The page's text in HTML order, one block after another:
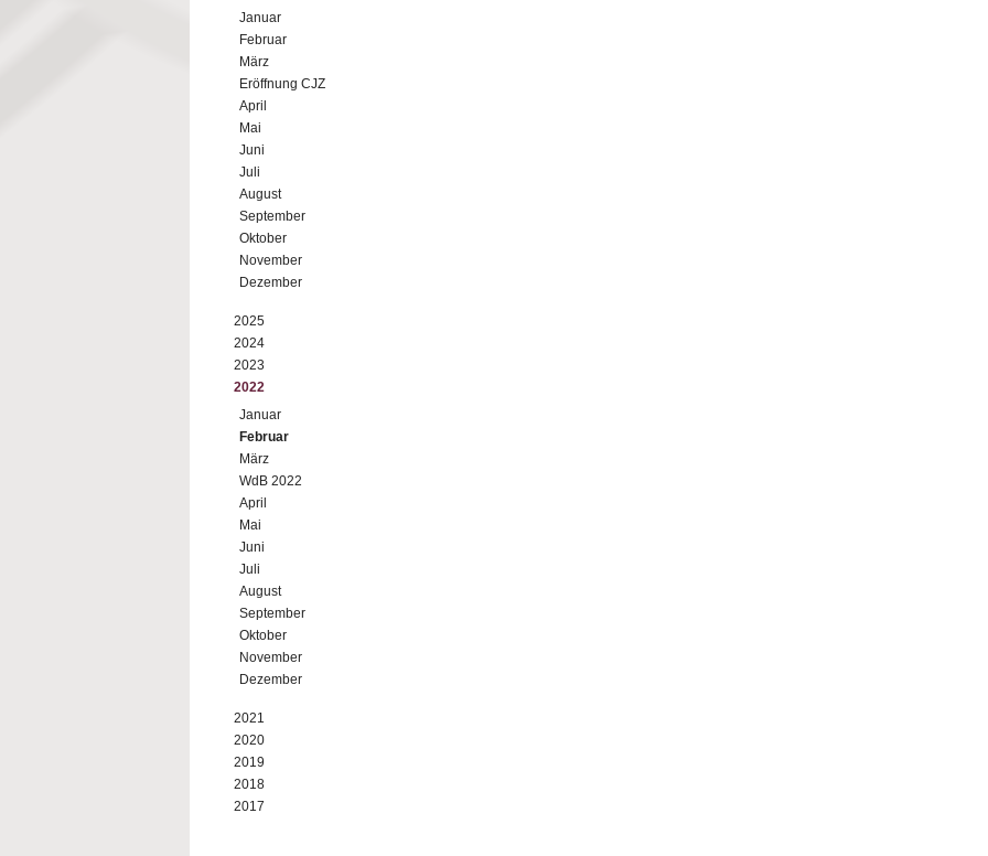
Januar
Februar
März
Eröffnung CJZ
April
Mai
Juni
Juli
August
September
Oktober
November
Dezember
2025
2024
2023
2022
Januar
Februar
März
WdB 2022
April
Mai
Juni
Juli
August
September
Oktober
November
Dezember
2021
2020
2019
2018
2017